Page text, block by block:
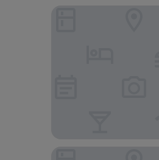
Super 8 by Wyndham